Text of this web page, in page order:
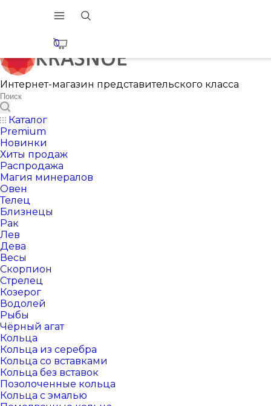
0
Интернет-магазин представительского класса
Каталог
Premium
Новинки
Хиты продаж
Распродажа
Магия минералов
Овен
Телец
Близнецы
Рак
Лев
Дева
Весы
Скорпион
Стрелец
Козерог
Водолей
Рыбы
Чёрный агат
Кольца
Кольца из серебра
Кольца со вставками
Кольца без вставок
Позолоченные кольца
Кольца с эмалью